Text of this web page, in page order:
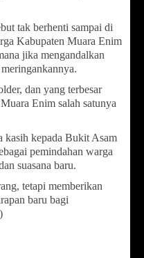
tak berhenti sampai di
Kabupaten Muara Enim
jika mengandalkan
dan yang terbesar
Enim salah satunya
kasih kepada Bukit Asam
pemindahan warga
suasana baru.
tetapi memberikan
baru bagi